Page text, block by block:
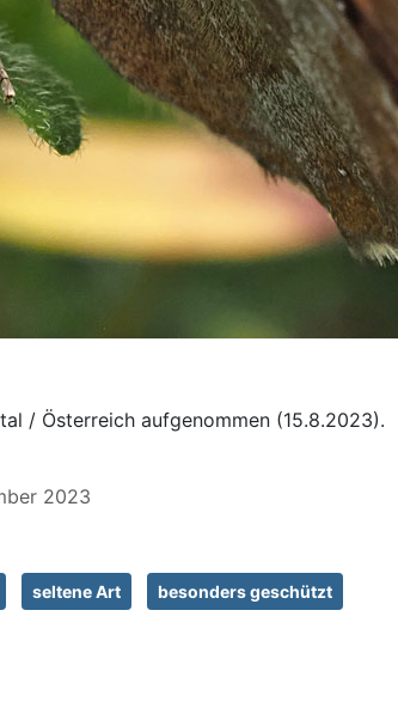
/ Österreich aufgenommen (15.8.2023).
2023
seltene Art besonders geschützt
galathea